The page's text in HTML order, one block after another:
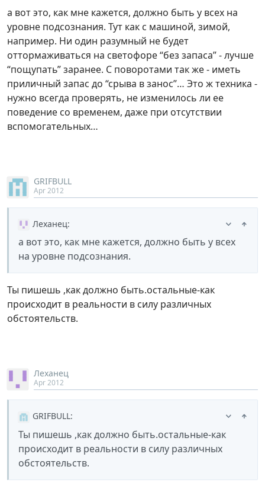
а вот это, как мне кажется, должно быть у всех на
уровне подсознания. Тут как с машиной, зимой,
например. Ни один разумный не будет
оттормаживаться на светофоре “без запаса” - лучше
“пощупать” заранее. С поворотами так же - иметь
приличный запас до “срыва в занос”… Это ж техника -
нужно всегда проверять, не изменилось ли ее
поведение со временем, даже при отсутствии
вспомогательных…
GRIFBULL
Apr 2012
Леханец:
а вот это, как мне кажется, должно быть у всех
на уровне подсознания.
Ты пишешь ,как должно быть.остальные-как
происходит в реальности в силу различных
обстоятельств.
Леханец
Apr 2012
GRIFBULL:
Ты пишешь ,как должно быть.остальные-как
происходит в реальности в силу различных
обстоятельств.